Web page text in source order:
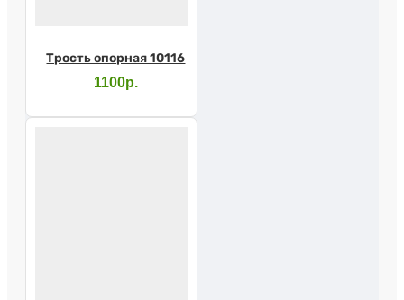
Трость опорная 10116
1100р.